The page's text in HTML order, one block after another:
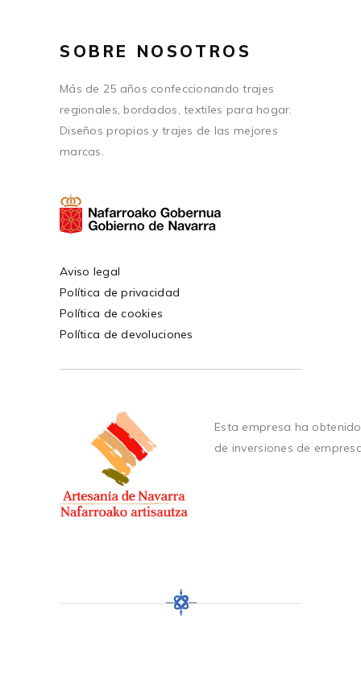
SOBRE NOSOTROS
Más de 25 años confeccionando trajes
regionales, bordados, textiles para hogar.
Diseños propios y trajes de las mejores
marcas.
Aviso legal
Política de privacidad
Política de cookies
Política de devoluciones
Esta empresa ha
de inversiones de